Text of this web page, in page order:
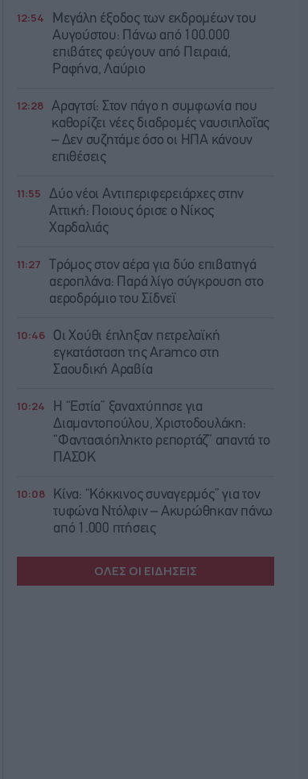
12:54
Μεγάλη έξοδος των εκδρομέων του
Αυγούστου: Πάνω από 100.000
επιβάτες φεύγουν από Πειραιά,
Ραφήνα, Λαύριο
12:28 Αραγτσί: Στον πάγο η συμφωνία που
καθορίζει νέες διαδρομές ναυσιπλοΐας
– Δεν συζητάμε όσο οι ΗΠΑ κάνουν
επιθέσεις
11:55
Δύο νέοι Αντιπεριφερειάρχες στην
Αττική: Ποιους όρισε ο Νίκος
Χαρδαλιάς
11:27
Τρόμος στον αέρα για δύο επιβατηγά
αεροπλάνα: Παρά λίγο σύγκρουση στο
αεροδρόμιο του Σίδνεϊ
10:46
Οι Χούθι έπληξαν πετρελαϊκή
εγκατάσταση της Aramco στη
Σαουδική Αραβία
10:24
Η “Εστία” ξαναχτύπησε για
Διαμαντοπούλου, Χριστοδουλάκη:
“Φαντασιόπληκτο ρεπορτάζ” απαντά το
ΠΑΣΟΚ
10:08
Κίνα: “Κόκκινος συναγερμός” για τον
τυφώνα Ντόλφιν – Ακυρώθηκαν πάνω
από 1.000 πτήσεις
ΟΛΕΣ ΟΙ ΕΙΔΗΣΕΙΣ